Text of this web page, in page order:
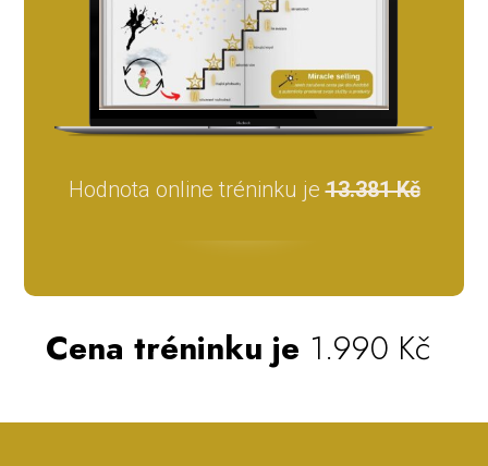
Hodnota online tréninku je13.381 Kč
Cena tréninku je 1.990 Kč